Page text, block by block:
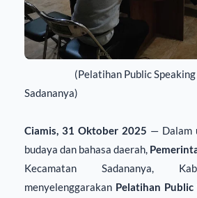
(Pelatihan Public
Sadananya)
Ciamis, 31 Oktober 2025 — Dalam
budaya dan bahasa daerah,
Kecamatan Sadananya,
menyelenggarakan Pelatihan Public